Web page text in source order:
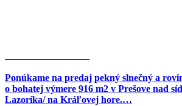
Ponúkame na predaj pekný slnečný a
o bohatej výmere 916 m2 v Prešove nad
Lazoríka/ na Kráľovej hore.…